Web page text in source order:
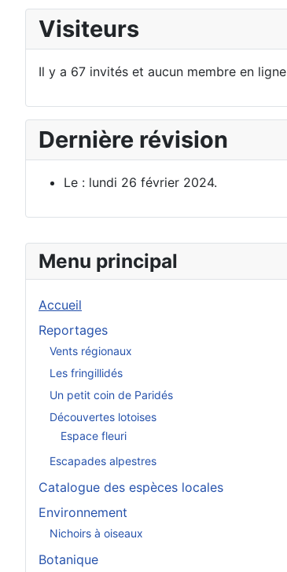
Menu principal
Accueil
Reportages
Vents régionaux
Les fringillidés
Un petit coin de Paridés
Découvertes lotoises
Espace fleuri
Escapades alpestres
Catalogue des espèces locales
Environnement
Nichoirs à oiseaux
Botanique
Visiteurs
Il y a 67 invités et aucun membre en ligne
Dernière révision
Le : lundi 26 février 2024.